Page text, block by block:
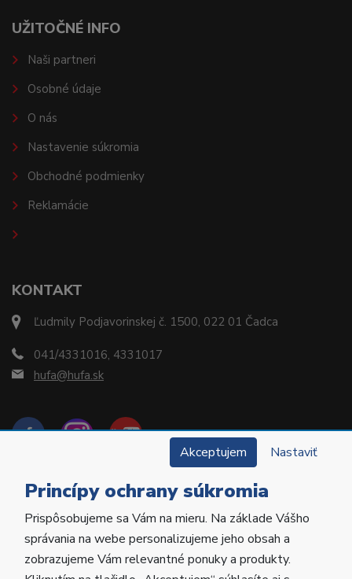
KONTAKT
Ľudmily Podjavorinskej č. 1500, 022 01 Čadca
041/4331016, 4331017
hufa@hufa.sk
UŽITOČNÉ INFO
Naši partneri
Osobné údaje
O nás
Nastavenie súkromia
Obchodné podmienky
Reklamácie
Copyright © 2022 Hu-Fa Dental a.s. Všetky práva
vyhradené.
Akceptujem Nastaviť
Princípy ochrany súkromia
Prispôsobujeme sa Vám na mieru. Na základe Vášho
správania na webe personalizujeme jeho obsah a
zobrazujeme Vám relevantné ponuky a produkty.